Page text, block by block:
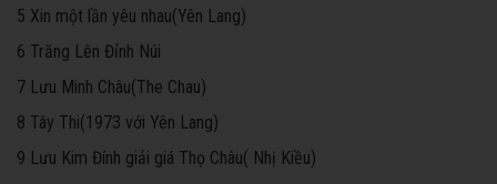
5 Xin một lần yêu nhau(Yên Lang)
6 Trăng Lên Đỉnh Núi
7 Lưu Minh Châu(The Chau)
8 Tây Thi(1973 với Yên Lang)
9 Lưu Kim Đính giải giá Thọ Châu( Nhị Kiều)